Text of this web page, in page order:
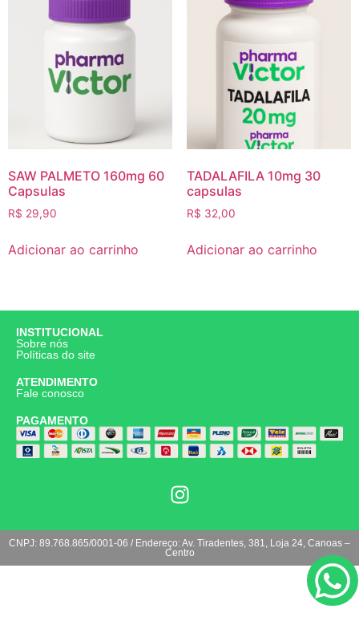
SAW PALMETO 160mg 60
Capsulas
R$ 29,90
Adicionar ao carrinho
TADALAFILA 10mg 30
capsulas
R$ 32,00
Adicionar ao carrinho
INSTITUCIONAL
Sobre nós
Políticas do site
ATENDIMENTO
Fale conosco
PAGAMENTO
CNPJ: 89.768.865/0001-06 / Endereço: Av. Tiradentes, 381, Loja 24, Canoas –
Centro